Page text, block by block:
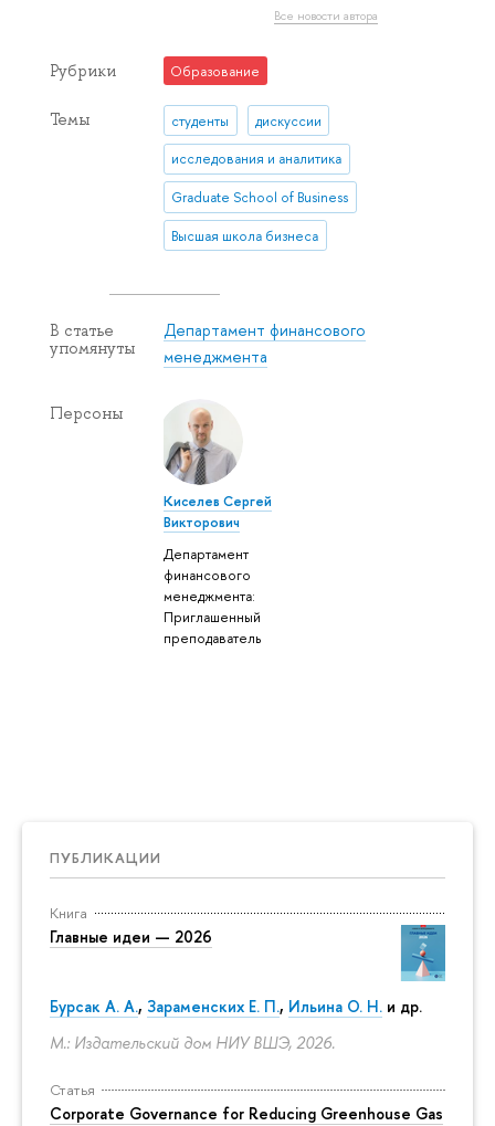
ПУБЛИКАЦИИ
Книга
Главные идеи — 2026
Бурсак А. А., Зараменских Е. П., Ильина О. Н. и др.
М.: Издательский дом НИУ ВШЭ, 2026.
Статья
Corporate Governance for Reducing Greenhouse Gas
Все новости автора
Рубрики Образование
Темы студенты дискуссии
исследования и аналитика
Graduate School of Business
Высшая школа бизнеса
В статье
упомянуты
Департамент финансового
менеджмента
Персоны
Киселев Сергей
Викторович
Департамент
финансового
менеджмента:
Приглашенный
преподаватель